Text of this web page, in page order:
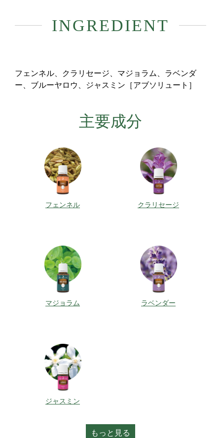
INGREDIENT
フェンネル、クラリセージ、マジョラム、ラベンダ
ー、ブルーヤロウ、ジャスミン［アブソリュート］
主要成分
フェンネル クラリセージ
マジョラム ラベンダー
ジャスミン
もっと見る